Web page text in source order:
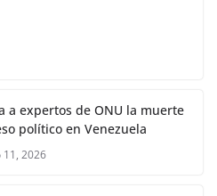
a expertos de ONU la muerte
político en Venezuela
11, 2026